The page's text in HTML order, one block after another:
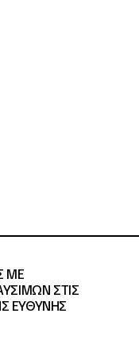
ΜΕ
ΣΤΙΣ
ΕΥΘΥΝΗΣ